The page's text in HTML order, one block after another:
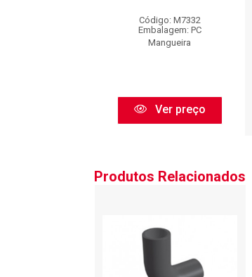
Código: M7332
Embalagem: PC
Mangueira
Ver preço
Produtos Relacionados